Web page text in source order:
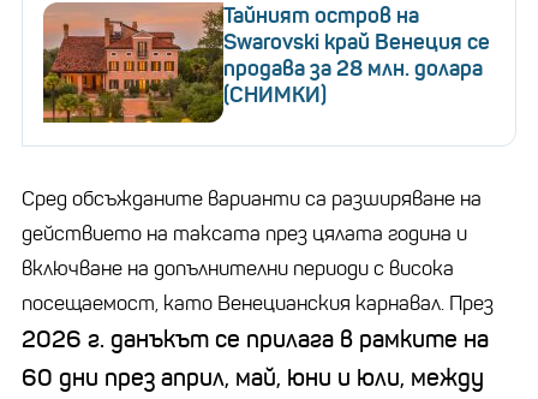
Тайният остров на
Swarovski край Венеция се
продава за 28 млн. долара
(СНИМКИ)
Сред обсъжданите варианти са разширяване на
действието на таксата през цялата година и
включване на допълнителни периоди с висока
посещаемост, като Венецианския карнавал. През
2026 г. данъкът се прилага в рамките на
60 дни през април, май, юни и юли, между